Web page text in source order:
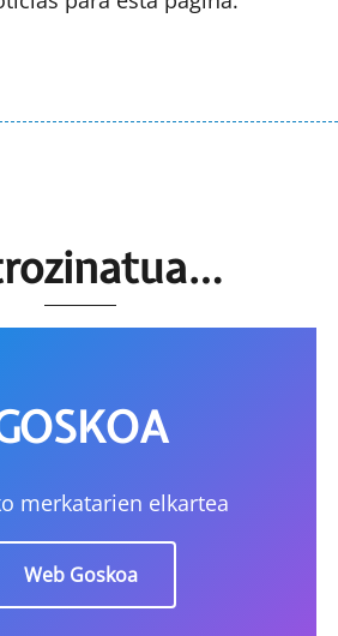
merkatarien elkartea
Web Goskoa